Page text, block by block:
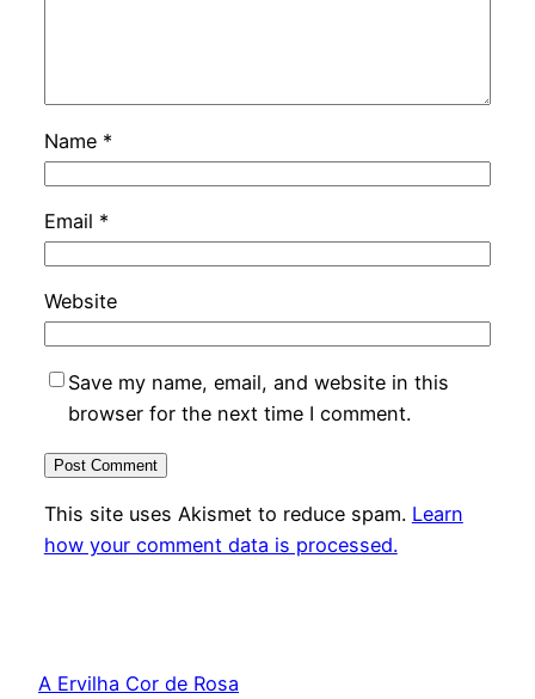
Name *
Email *
Website
Save my name, email, and website in this
browser for the next time I comment.
This site uses Akismet to reduce spam. Learn
how your comment data is processed.
A Ervilha Cor de Rosa